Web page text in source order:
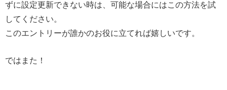
ずに設定更新できない時は、可能な場合にはこの方法を試
してください。
このエントリーが誰かのお役に立てれば嬉しいです。
ではまた！